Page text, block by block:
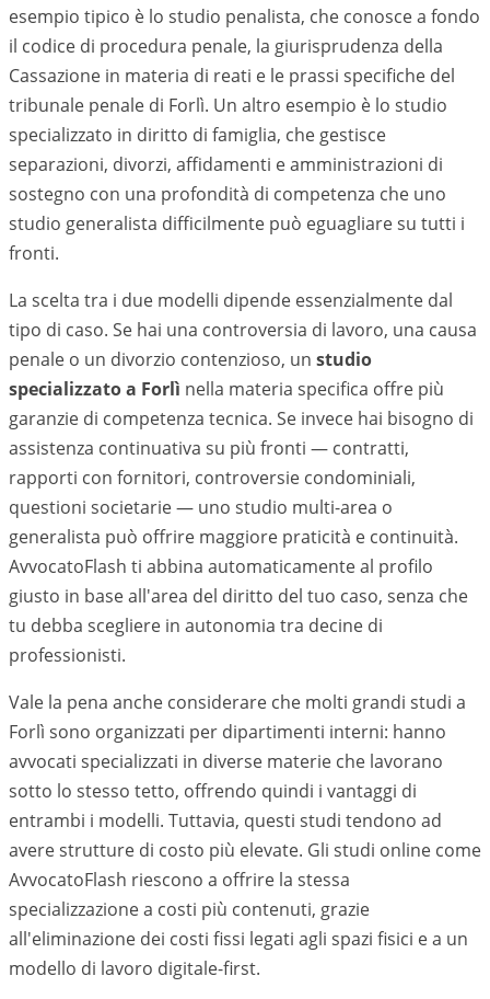
esempio tipico è lo studio penalista, che conosce a fondo
il codice di procedura penale, la giurisprudenza della
Cassazione in materia di reati e le prassi specifiche del
tribunale penale di Forlì. Un altro esempio è lo studio
specializzato in diritto di famiglia, che gestisce
separazioni, divorzi, affidamenti e amministrazioni di
sostegno con una profondità di competenza che uno
studio generalista difficilmente può eguagliare su tutti i
fronti.
La scelta tra i due modelli dipende essenzialmente dal
tipo di caso. Se hai una controversia di lavoro, una causa
penale o un divorzio contenzioso, un studio
specializzato a Forlì nella materia specifica offre più
garanzie di competenza tecnica. Se invece hai bisogno di
assistenza continuativa su più fronti — contratti,
rapporti con fornitori, controversie condominiali,
questioni societarie — uno studio multi-area o
generalista può offrire maggiore praticità e continuità.
AvvocatoFlash ti abbina automaticamente al profilo
giusto in base all'area del diritto del tuo caso, senza che
tu debba scegliere in autonomia tra decine di
professionisti.
Vale la pena anche considerare che molti grandi studi a
Forlì sono organizzati per dipartimenti interni: hanno
avvocati specializzati in diverse materie che lavorano
sotto lo stesso tetto, offrendo quindi i vantaggi di
entrambi i modelli. Tuttavia, questi studi tendono ad
avere strutture di costo più elevate. Gli studi online come
AvvocatoFlash riescono a offrire la stessa
specializzazione a costi più contenuti, grazie
all'eliminazione dei costi fissi legati agli spazi fisici e a un
modello di lavoro digitale-first.